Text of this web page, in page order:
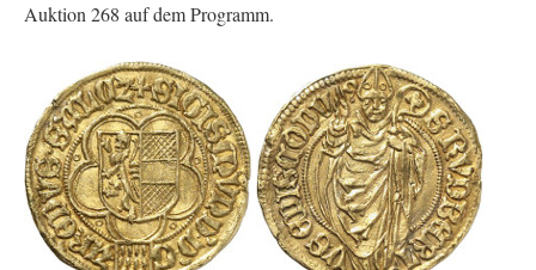
Auktion 268 auf dem Programm.